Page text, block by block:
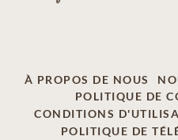
À PROPOS DE NOUS
POLITIQUE DE
CONDITIONS
POLITIQUE DE